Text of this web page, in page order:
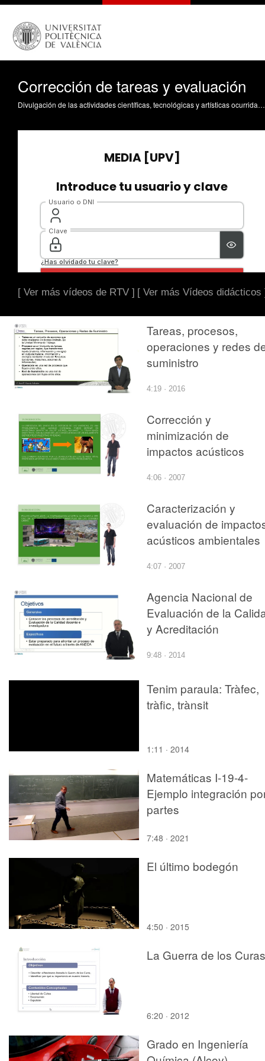
Corrección de tareas y evaluación
Divulgación de las actividades científicas, tecnológicas y artísticas ocurridas en los tres campus de la UPV
[ Ver más vídeos de RTV ] [ Ver más Vídeos didácticos
Tareas, procesos,
operaciones y redes
suministro
4:19 · 2016
Corrección y
minimización de
impactos acústicos
4:06 · 2007
Caracterización y
evaluación de
acústicos ambientales
4:07 · 2007
Agencia Nacional de
Evaluación de la
y Acreditación
9:48 · 2014
Tenim paraula: Tràfec,
tràfic, trànsit
1:11 · 2014
Matemáticas I-19-4-
Ejemplo integración
partes
7:48 · 2021
El último bodegón
4:50 · 2015
La Guerra de los Curas
6:20 · 2012
Grado en Ingeniería